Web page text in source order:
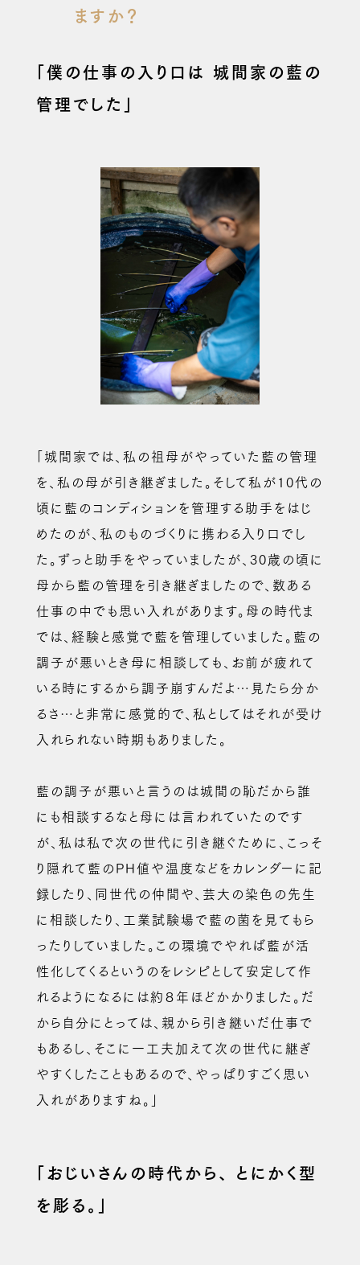
ますか？
「僕の仕事の入り口は 城間家の藍の
管理でした」
「城間家では、私の祖母がやっていた藍の管理
を、私の母が引き継ぎました。そして私が10代の
頃に藍のコンディションを管理する助手をはじ
めたのが、私のものづくりに携わる入り口でし
た。ずっと助手をやっていましたが、30歳の頃に
母から藍の管理を引き継ぎましたので、数ある
仕事の中でも思い入れがあります。母の時代ま
では、経験と感覚で藍を管理していました。藍の
調子が悪いとき母に相談しても、お前が疲れて
いる時にするから調子崩すんだよ…見たら分か
るさ…と非常に感覚的で、私としてはそれが受け
入れられない時期もありました。
藍の調子が悪いと言うのは城間の恥だから誰
にも相談するなと母には言われていたのです
が、私は私で次の世代に引き継ぐために、こっそ
り隠れて藍のPH値や温度などをカレンダーに記
録したり、同世代の仲間や、芸大の染色の先生
に相談したり、工業試験場で藍の菌を見てもら
ったりしていました。この環境でやれば藍が活
性化してくるというのをレシピとして安定して作
れるようになるには約８年ほどかかりました。だ
から自分にとっては、親から引き継いだ仕事で
もあるし、そこに一工夫加えて次の世代に継ぎ
やすくしたこともあるので、やっぱりすごく思い
入れがありますね。」
「おじいさんの時代から、 とにかく型
を彫る。」